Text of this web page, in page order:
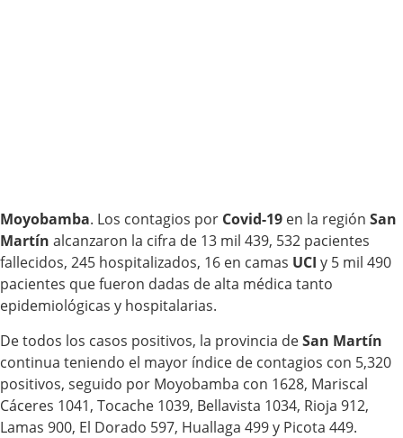
Moyobamba. Los contagios por Covid-19 en la región San
Martín alcanzaron la cifra de 13 mil 439, 532 pacientes
fallecidos, 245 hospitalizados, 16 en camas UCI y 5 mil 490
pacientes que fueron dadas de alta médica tanto
epidemiológicas y hospitalarias.
De todos los casos positivos, la provincia deSan Martín
continua teniendo el mayor índice de contagios con 5,320
positivos, seguido por Moyobamba con 1628, Mariscal
Cáceres 1041, Tocache 1039, Bellavista 1034, Rioja 912,
Lamas 900, El Dorado 597, Huallaga 499 y Picota 449.